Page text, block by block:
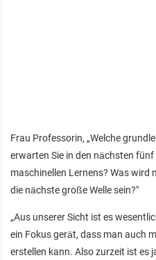
Frau Professorin, „Welche
erwarten Sie in den nächsten
maschinellen Lernens? Was wird
die nächste große Welle sein?"
„Aus unserer Sicht ist es
ein Fokus gerät, dass man auch
erstellen kann. Also zurzeit ist es